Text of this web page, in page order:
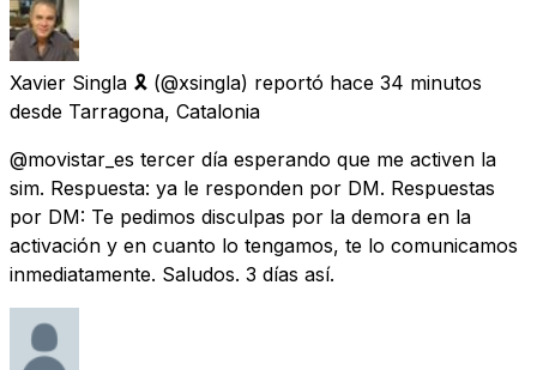
Xavier Singla 🎗 (@xsingla) reportó hace 34 minutos
desde Tarragona, Catalonia
@movistar_es tercer día esperando que me activen la
sim. Respuesta: ya le responden por DM. Respuestas
por DM: Te pedimos disculpas por la demora en la
activación y en cuanto lo tengamos, te lo comunicamos
inmediatamente. Saludos. 3 días así.